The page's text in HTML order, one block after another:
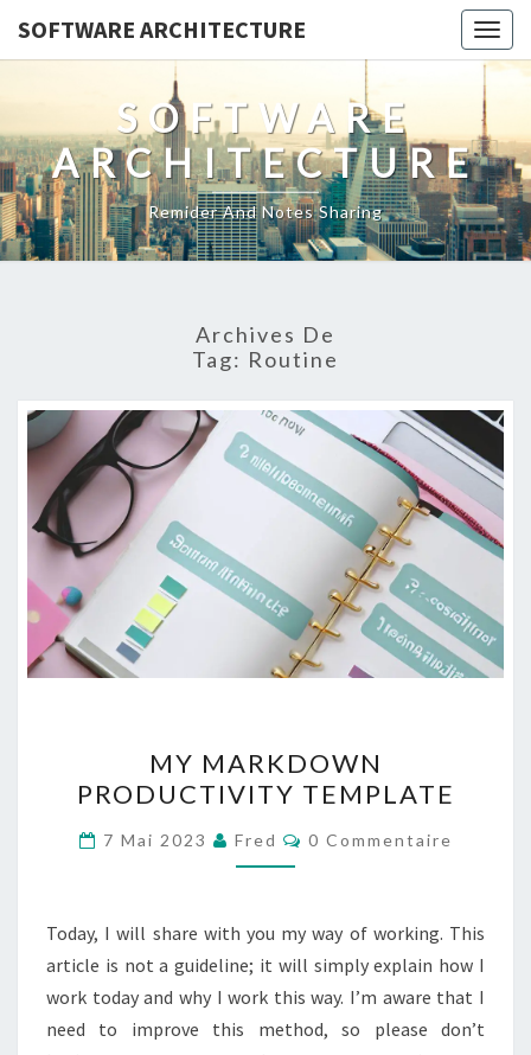
SOFTWARE ARCHITECTURE
SOFTWARE
ARCHITECTURE
Remider And Notes Sharing
Archives De
Tag: Routine
MARKDOWN
PRODUCTIVITY
TEMPLATE
MY MARKDOWN
PRODUCTIVITY TEMPLATE
7 Mai 2023 Fred Commentaires
0 Commentaire
Today, I will share with you my way of working. This
article is not a guideline; it will simply explain how I
work today and why I work this way. I’m aware that I
need to improve this method, so please don’t